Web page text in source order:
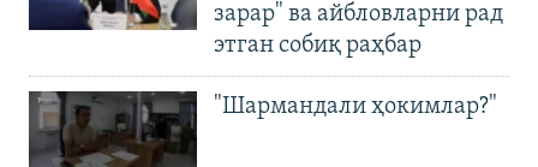
зарар" ва айбловларни рад
этган собиқ раҳбар
"Шармандали ҳокимлар?"